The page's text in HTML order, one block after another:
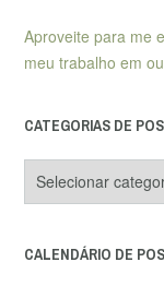
Aproveite para me
meu trabalho em
CATEGORIAS DE
de
CALENDÁRIO DE